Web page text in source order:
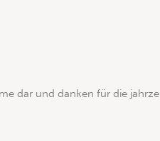
dar und danken für die